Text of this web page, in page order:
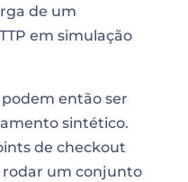
de um
em simulação
podem então ser
sintético.
de checkout
um conjunto